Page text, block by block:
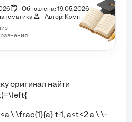
Обновлена: 19.05.2026
Автор: Кэмп
оригинал найти
\ \frac{1}{a} t-1, a<t<2 a \ \-